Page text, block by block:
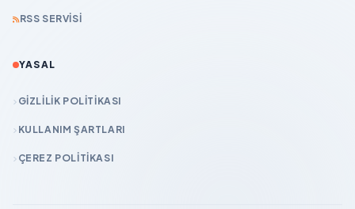
RSS SERVISI
YASAL
GIZLILIK POLITIKASI
KULLANIM ŞARTLARI
ÇEREZ POLITIKASI